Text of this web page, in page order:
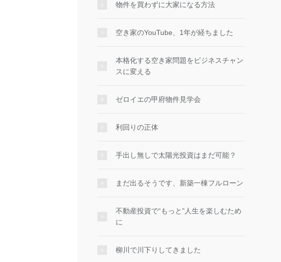
物件を買わずに大家になる方法
空き家のYouTube、1年が経ちました
本格化する空き家問題をビジネスチャン
スに変える
ゼロイエの甲府物件見学会
利回りの正体
手出し無しで太陽光投資はまだ可能？
まだ出るそうです、新築一棟フルローン
不動産投資で“もっと”人生を楽しむため
に
柳川で川下りしてきました